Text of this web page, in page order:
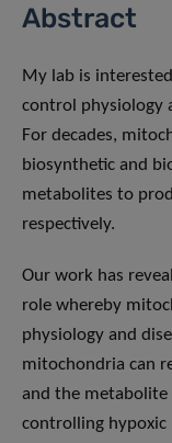
Abstract
My lab is
control physiology
For decades,
biosynthetic and
metabolites to
respectively.
Our work has
role whereby
physiology and
mitochondria can
and the metabolite
controlling hypoxic